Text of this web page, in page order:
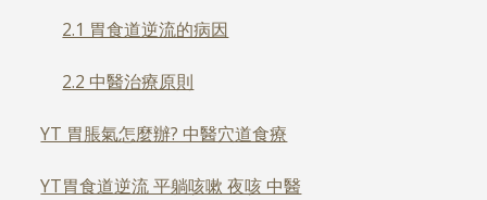
2.1 胃食道逆流的病因
2.2 中醫治療原則
YT 胃脹氣怎麼辦? 中醫穴道食療
YT胃食道逆流 平躺咳嗽 夜咳 中醫